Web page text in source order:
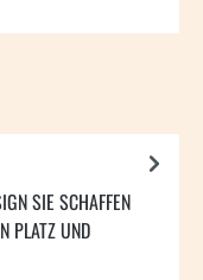
SIE SCHAFFEN
PLATZ UND